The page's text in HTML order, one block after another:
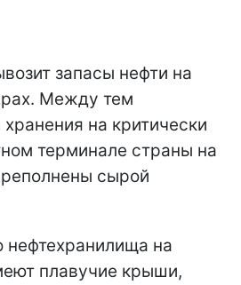
запасы нефти на
Между тем
на критически
терминале страны на
сырой
нефтехранилища на
плавучие крыши,